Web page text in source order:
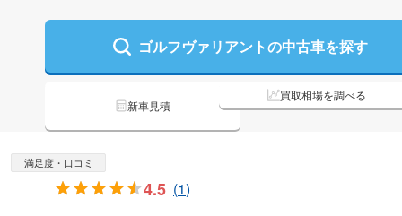
ゴルフヴァリアントの中古車を探す
新車見積
買取相場を調べる
満足度・口コミ
4.5 (1)